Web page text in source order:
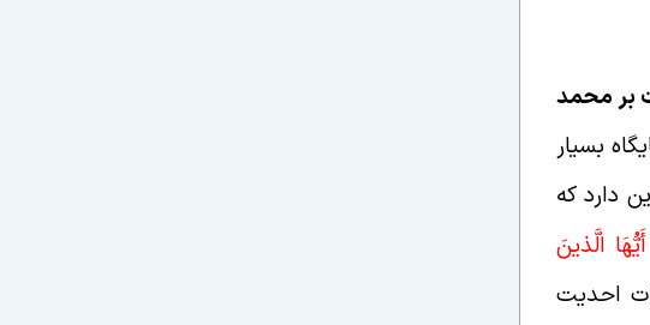
بر محمد
بسیار
دارد که
الَّذينَ
احدیت